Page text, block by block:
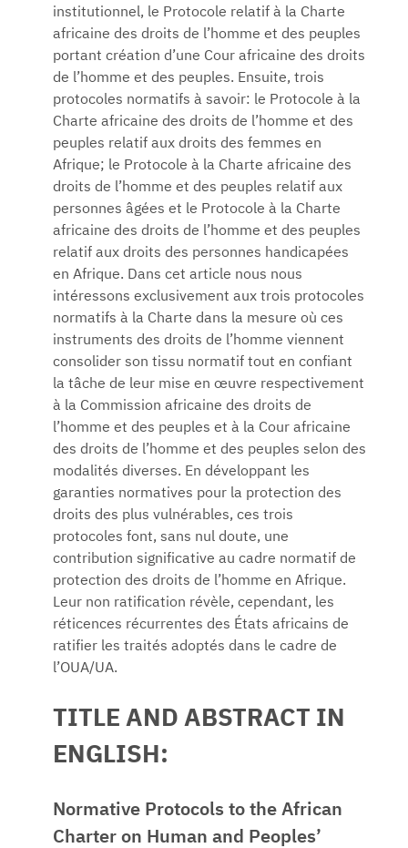
institutionnel, le Protocole relatif à la Charte
africaine des droits de l’homme et des peuples
portant création d’une Cour africaine des droits
de l’homme et des peuples. Ensuite, trois
protocoles normatifs à savoir: le Protocole à la
Charte africaine des droits de l’homme et des
peuples relatif aux droits des femmes en
Afrique; le Protocole à la Charte africaine des
droits de l’homme et des peuples relatif aux
personnes âgées et le Protocole à la Charte
africaine des droits de l’homme et des peuples
relatif aux droits des personnes handicapées
en Afrique. Dans cet article nous nous
intéressons exclusivement aux trois protocoles
normatifs à la Charte dans la mesure où ces
instruments des droits de l’homme viennent
consolider son tissu normatif tout en confiant
la tâche de leur mise en œuvre respectivement
à la Commission africaine des droits de
l’homme et des peuples et à la Cour africaine
des droits de l’homme et des peuples selon des
modalités diverses. En développant les
garanties normatives pour la protection des
droits des plus vulnérables, ces trois
protocoles font, sans nul doute, une
contribution significative au cadre normatif de
protection des droits de l’homme en Afrique.
Leur non ratification révèle, cependant, les
réticences récurrentes des États africains de
ratifier les traités adoptés dans le cadre de
l’OUA/UA.
TITLE AND ABSTRACT IN
ENGLISH:
Normative Protocols to the African
Charter on Human and Peoples’